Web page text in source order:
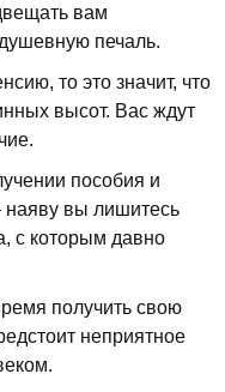
вам
печаль.
то это значит, что
высот. Вас ждут
пособия и
наяву вы лишитесь
с которым давно
получить свою
неприятное